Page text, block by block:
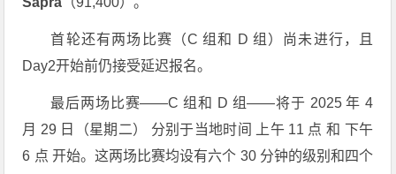
首轮还有两场比赛（C 组和 D 组）尚未进行，且
Day2开始前仍接受延迟报名。
最后两场比赛——C 组和 D 组——将于 2025 年 4
月 29 日（星期二） 分别于当地时间 上午 11 点 和 下午
6 点 开始。这两场比赛均设有六个 30 分钟的级别和四个